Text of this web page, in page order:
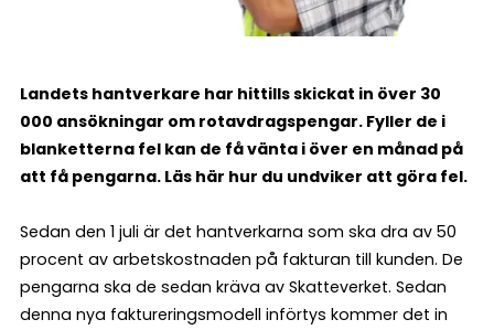
Landets hantverkare har hittills skickat in över 30
000 ansökningar om rotavdragspengar. Fyller de i
blanketterna fel kan de få vänta i över en månad på
att få pengarna. Läs här hur du undviker att göra fel.
Sedan den 1 juli är det hantverkarna som ska dra av 50
procent av arbetskostnaden på fakturan till kunden. De
pengarna ska de sedan kräva av Skatteverket. Sedan
denna nya faktureringsmodell införtys kommer det in